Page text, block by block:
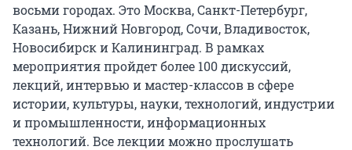
восьми городах. Это Москва, Санкт-Петербург,
Казань, Нижний Новгород, Сочи, Владивосток,
Новосибирск и Калининград. В рамках
мероприятия пройдет более 100 дискуссий,
лекций, интервью и мастер-классов в сфере
истории, культуры, науки, технологий, индустрии
и промышленности, информационных
технологий. Все лекции можно прослушать